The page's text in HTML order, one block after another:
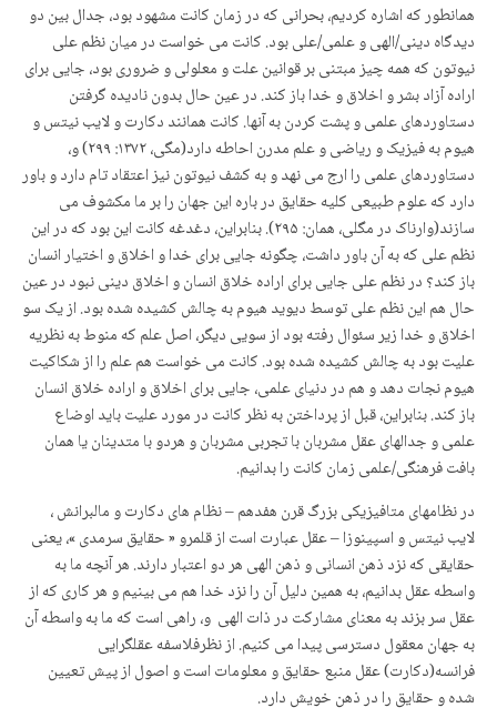
همان­طور که اشاره کردیم، بحرانی که در زمان کانت مشهود بود، جدال بین دو
دیدگاه دینی/الهی و علمی/علی بود. کانت می خواست در میان نظم علی
نیوتون که همه چیز مبتنی بر قوانین علت و معلولی و ضروری بود، جایی برای
اراده آزاد بشر و اخلاق و خدا باز کند. در عین حال بدون نادیده گرفتن
دستاوردهای علمی و پشت کردن به آنها. کانت همانند دکارت و لایب نیتس و
هیوم به فیزیک و ریاضی و علم مدرن احاطه دارد(مگی، ۱۳۷۲: ۲۹۹) و،
دستاوردهای علمی را ارج می نهد و به کشف نیوتون نیز اعتقاد تام دارد و باور
دارد که علوم طبیعی کلیه حقایق در باره این جهان را بر ما مکشوف می
سازند(وارناک در مگلی، همان: ۲۹۵). بنابراین، دغدغه کانت این بود که در این
نظم علی که به آن باور داشت، چگونه جایی برای خدا و اخلاق و اختیار انسان
باز کند؟ در نظم علی جایی برای اراده خلاق انسان و اخلاق دینی نبود در عین
حال هم این نظم علی توسط دیوید هیوم به چالش کشیده شده بود. از یک سو
اخلاق و خدا زیر سئوال رفته بود از سویی دیگر، اصل علم که منوط به نظریه
علیت بود به چالش کشیده شده بود. کانت می خواست هم علم را از شکاکیت
هیوم نجات دهد و هم در دنیای علمی، جایی برای اخلاق و اراده خلاق انسان
باز کند. بنابراین، قبل از پرداختن به نظر کانت در مورد علیت باید اوضاع
علمی و جدالهای عقل مشربان با تجربی مشربان و هردو با متدینان یا همان
بافت فرهنگی/علمی زمان کانت را بدانیم.
در نظام­های متافیزیکی بزرگ قرن هفدهم – نظام های دکارت و مالبرانش ،
لایب نیتس و اسپینوزا – عقل عبارت است از قلمرو « حقایق سرمدی »، یعنی
حقایقی که نزد ذهن انسانی و ذهن الهی هر دو اعتبار دارند. هر آنچه ما به
واسطه عقل بدانیم،‌ به همین دلیل آن را نزد خدا هم می بینیم و هر کاری که از
عقل سر بزند به معنای مشارکت در ذات الهی ‌ و، راهی است که ما به واسطه آن
به جهان معقول دسترسی پیدا می کنیم. از نظرفلاسفه عقلگرایی
فرانسه(دکارت) عقل منبع حقایق و معلومات است و اصول از پیش تعیین
شده و حقایق را در ذهن خویش دارد.